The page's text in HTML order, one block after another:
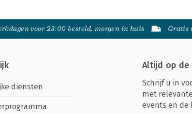
voor 23:00 besteld, morgen in huis Gratis
diensten
Altijd op de
Schrijf u in
met
events en de